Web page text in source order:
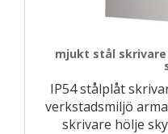
mjukt stål
IP54 stålplåt
verkstadsmiljö
skrivare hölje